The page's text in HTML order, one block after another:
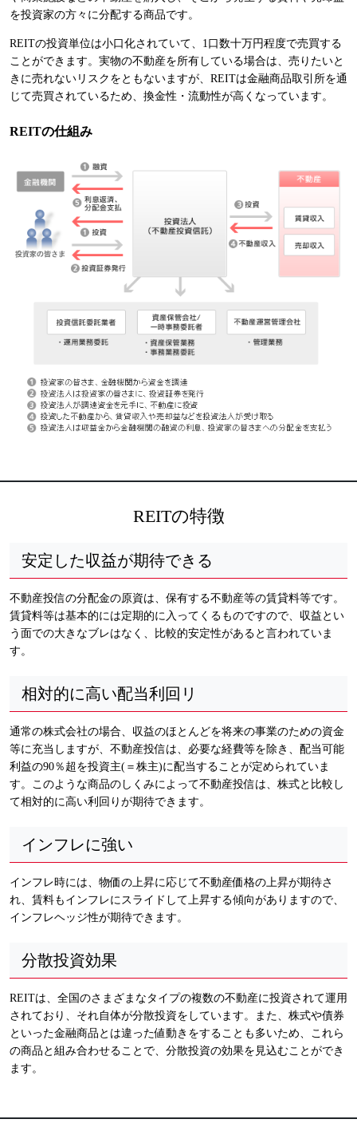
を投資家の方々に分配する商品です。
REITの投資単位は小口化されていて、1口数十万円程度で売買する
ことができます。実物の不動産を所有している場合は、売りたいと
きに売れないリスクをともないますが、REITは金融商品取引所を通
じて売買されているため、換金性・流動性が高くなっています。
REITの仕組み
REITの特徴
安定した収益が期待できる
不動産投信の分配金の原資は、保有する不動産等の賃貸料等です。
賃貸料等は基本的には定期的に入ってくるものですので、収益とい
う面での大きなブレはなく、比較的安定性があると言われていま
す。
相対的に高い配当利回リ
通常の株式会社の場合、収益のほとんどを将来の事業のための資金
等に充当しますが、不動産投信は、必要な経費等を除き、配当可能
利益の90％超を投資主(＝株主)に配当することが定められていま
す。このような商品のしくみによって不動産投信は、株式と比較し
て相対的に高い利回りが期待できます。
インフレに強い
インフレ時には、物価の上昇に応じて不動産価格の上昇が期待さ
れ、賃料もインフレにスライドして上昇する傾向がありますので、
インフレヘッジ性が期待できます。
分散投資効果
REITは、全国のさまざまなタイプの複数の不動産に投資されて運用
されており、それ自体が分散投資をしています。また、株式や債券
といった金融商品とは違った値動きをすることも多いため、これら
の商品と組み合わせることで、分散投資の効果を見込むことができ
ます。